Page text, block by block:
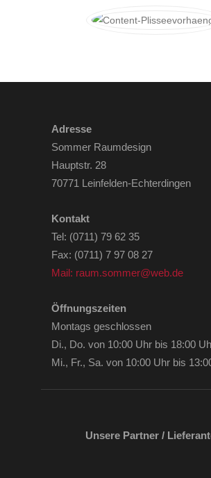
Adresse
Sommer Raumdesign
Hauptstr. 28
70771 Leinfelden-Echterdingen
Kontakt
Tel: (0711) 79 62 35
Fax: (0711) 7 97 08 27
Mail: raum.sommer@web.de
Öffnungszeiten
Montags geschlossen
Di., Do. von 10:00 Uhr bis 18:00
Mi., Fr., Sa. von 10:00 Uhr bis
Unsere Partner /